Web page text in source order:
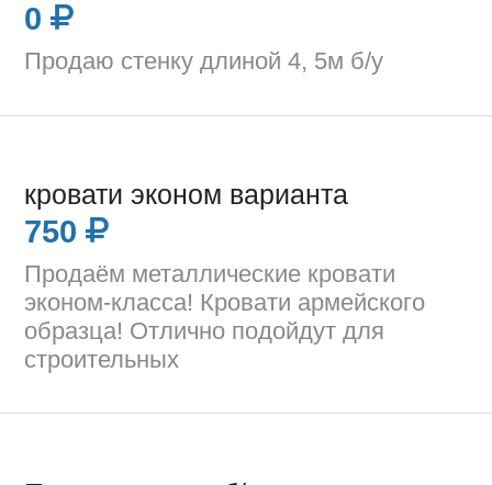
0
Продаю стенку длиной 4, 5м б/у
кровати эконом варианта
750
Продаём металлические кровати
эконом-класса! Кровати армейского
образца! Отлично подойдут для
строительных